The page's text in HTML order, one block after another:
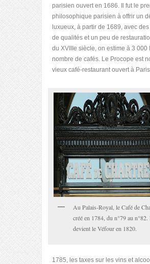
parisien ouvert en 1686. Il fut le
philosophique parisien à offrir un
luxueux, à partir de 1689, avec
de qualités et un peu de
du XVIII e siècle, on estime à 3 000
nombre de cafés. Le Procope est
vieux café-restaurant ouvert à
Au Palais-Royal, le Café de
créé en 1784, du n°79 au n°82.
devient le Véfour en 1820.
1785, les taxes sur les vins et